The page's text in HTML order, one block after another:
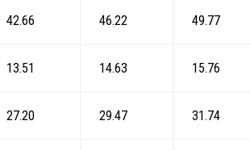
42.66 46.22 49.77
13.51 14.63 15.76
27.20 29.47 31.74